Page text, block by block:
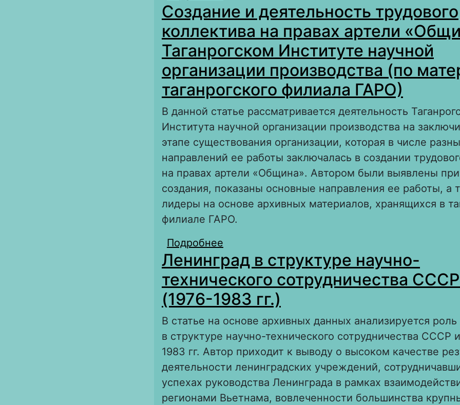
Федорович Ознобишин
Создание и деятельность трудового
коллектива на правах артели
Таганрогском Институте научной
организации производства (по
таганрогского филиала ГАРО)
В данной статье рассматривается деятельность
Института научной организации производства на
этапе существования организации, которая в числе
направлений ее работы заключалась в создании
на правах артели «Община». Автором были выявлены
создания, показаны основные направления ее работы, а
лидеры на основе архивных материалов, хранящихся в
филиале ГАРО.
Подробнее
артели «Община» при Таганрогском
организации производства (по материалам
филиала ГАРО)
Ленинград в структуре научно-
технического сотрудничества
(1976-1983 гг.)
В статье на основе архивных данных анализируется
в структуре научно-технического сотрудничества СССР
1983 гг. Автор приходит к выводу о высоком качестве
деятельности ленинградских учреждений,
успехах руководства Ленинграда в рамках
регионами Вьетнама, вовлеченности большинства